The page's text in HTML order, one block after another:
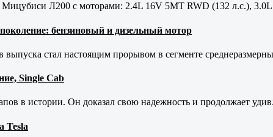
Мицубиси Л200 с моторами: 2.4L 16V 5MT RWD (132 л.с.),
бензиновый и дизельный мотор
стал настоящим прорывом в сегменте
Single Cab
в истории. Он доказал свою надежность и продолжает
Tesla